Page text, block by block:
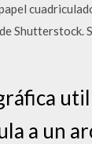
Shutterstock.
a un